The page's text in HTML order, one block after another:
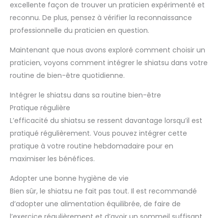
excellente façon de trouver un praticien expérimenté et
reconnu. De plus, pensez à vérifier la reconnaissance
professionnelle du praticien en question.
Maintenant que nous avons exploré comment choisir un
praticien, voyons comment intégrer le shiatsu dans votre
routine de bien-être quotidienne.
Intégrer le shiatsu dans sa routine bien-être
Pratique régulière
L’efficacité du shiatsu se ressent davantage lorsqu’il est
pratiqué régulièrement. Vous pouvez intégrer cette
pratique à votre routine hebdomadaire pour en
maximiser les bénéfices.
Adopter une bonne hygiène de vie
Bien sûr, le shiatsu ne fait pas tout. Il est recommandé
d’adopter une alimentation équilibrée, de faire de